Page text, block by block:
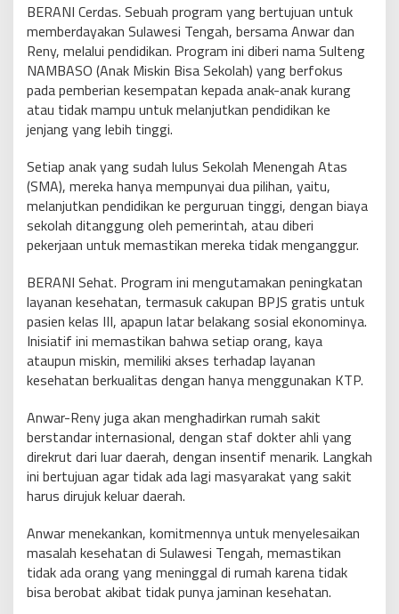
BERANI Cerdas. Sebuah program yang bertujuan untuk
memberdayakan Sulawesi Tengah, bersama Anwar dan
Reny, melalui pendidikan. Program ini diberi nama Sulteng
NAMBASO (Anak Miskin Bisa Sekolah) yang berfokus
pada pemberian kesempatan kepada anak-anak kurang
atau tidak mampu untuk melanjutkan pendidikan ke
jenjang yang lebih tinggi.
Setiap anak yang sudah lulus Sekolah Menengah Atas
(SMA), mereka hanya mempunyai dua pilihan, yaitu,
melanjutkan pendidikan ke perguruan tinggi, dengan biaya
sekolah ditanggung oleh pemerintah, atau diberi
pekerjaan untuk memastikan mereka tidak menganggur.
BERANI Sehat. Program ini mengutamakan peningkatan
layanan kesehatan, termasuk cakupan BPJS gratis untuk
pasien kelas III, apapun latar belakang sosial ekonominya.
Inisiatif ini memastikan bahwa setiap orang, kaya
ataupun miskin, memiliki akses terhadap layanan
kesehatan berkualitas dengan hanya menggunakan KTP.
Anwar-Reny juga akan menghadirkan rumah sakit
berstandar internasional, dengan staf dokter ahli yang
direkrut dari luar daerah, dengan insentif menarik. Langkah
ini bertujuan agar tidak ada lagi masyarakat yang sakit
harus dirujuk keluar daerah.
Anwar menekankan, komitmennya untuk menyelesaikan
masalah kesehatan di Sulawesi Tengah, memastikan
tidak ada orang yang meninggal di rumah karena tidak
bisa berobat akibat tidak punya jaminan kesehatan.